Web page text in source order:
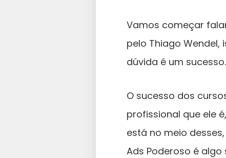
Vamos começar
pelo Thiago
dúvida é um sucesso.
O sucesso dos
profissional que ele
está no meio
Ads Poderoso é algo